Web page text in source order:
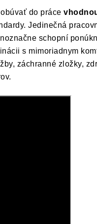
do práce
Jedinečná
schopní
s mimoriadnym
záchranné zložky,